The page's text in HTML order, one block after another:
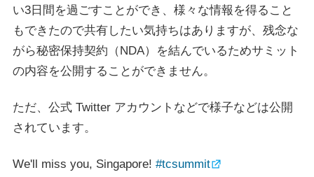
い3日間を過ごすことができ、様々な情報を得ること
もできたので共有したい気持ちはありますが、残念な
がら秘密保持契約（NDA）を結んでいるためサミット
の内容を公開することができません。
ただ、公式 Twitter アカウントなどで様子などは公開
されています。
We'll miss you, Singapore! #tcsummit